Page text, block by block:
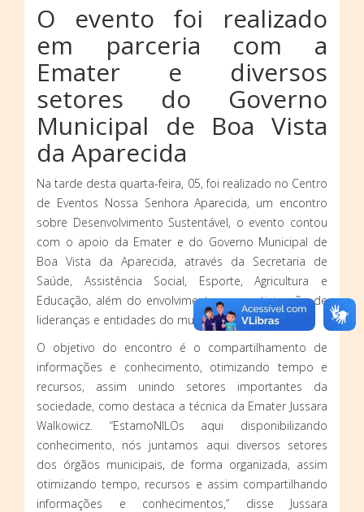
O evento foi realizado
em parceria com a
Emater e diversos
setores do Governo
Municipal de Boa Vista
da Aparecida
Na tarde desta quarta-feira, 05, foi realizado no Centro
de Eventos Nossa Senhora Aparecida, um encontro
sobre Desenvolvimento Sustentável, o evento contou
com o apoio da Emater e do Governo Municipal de
Boa Vista da Aparecida, através da Secretaria de
Saúde, Assistência Social, Esporte, Agricultura e
Educação, além do envolvimento e a participação de
lideranças e entidades do município.
O objetivo do encontro é o compartilhamento de
informações e conhecimento, otimizando tempo e
recursos, assim unindo setores importantes da
sociedade, como destaca a técnica da Emater Jussara
Walkowicz. “EstamoNILOs aqui disponibilizando
conhecimento, nós juntamos aqui diversos setores
dos órgãos municipais, de forma organizada, assim
otimizando tempo, recursos e assim compartilhando
informações e conhecimentos,” disse Jussara